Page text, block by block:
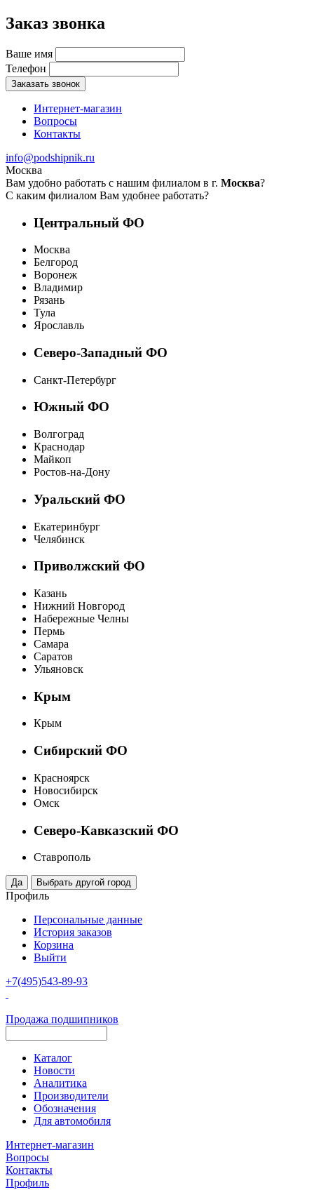
Заказ звонка
Ваше имя
Телефон
Заказать звонок
Интернет-магазин
Вопросы
Контакты
info@podshipnik.ru
Москва
Вам удобно работать с нашим филиалом в г. Москва?
С каким филиалом Вам удобнее работать?
Центральный ФО
Москва
Белгород
Воронеж
Владимир
Рязань
Тула
Ярославль
Северо-Западный ФО
Санкт-Петербург
Южный ФО
Волгоград
Краснодар
Майкоп
Ростов-на-Дону
Уральский ФО
Екатеринбург
Челябинск
Приволжский ФО
Казань
Нижний Новгород
Набережные Челны
Пермь
Самара
Саратов
Ульяновск
Крым
Крым
Сибирский ФО
Красноярск
Новосибирск
Омск
Северо-Кавказский ФО
Ставрополь
Профиль
Персональные данные
История заказов
Корзина
Выйти
+7(495)543-89-93
Продажа подшипников
Каталог
Новости
Аналитика
Производители
Обозначения
Для автомобиля
Интернет-магазин
Вопросы
Контакты
Профиль